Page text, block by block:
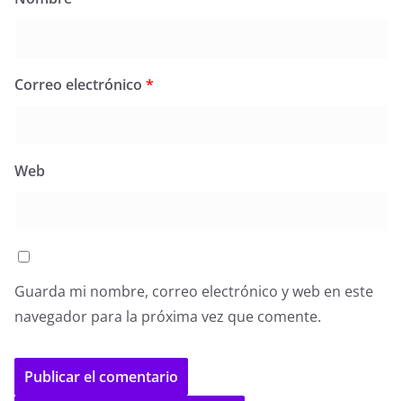
Correo electrónico *
Web
Guarda mi nombre, correo electrónico y web en este
navegador para la próxima vez que comente.